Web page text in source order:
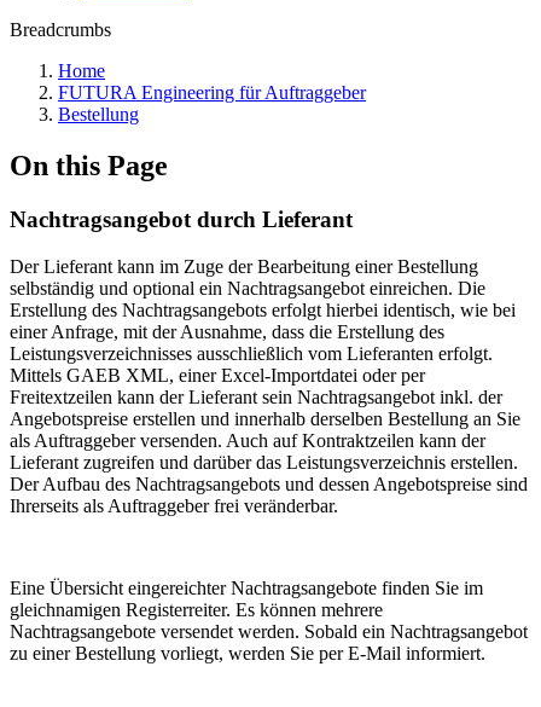
Breadcrumbs
Home
FUTURA Engineering für Auftraggeber
Bestellung
On this Page
Nachtragsangebot durch Lieferant
Der Lieferant kann im Zuge der Bearbeitung einer Bestellung
selbständig und optional ein Nachtragsangebot einreichen. Die
Erstellung des Nachtragsangebots erfolgt hierbei identisch, wie bei
einer Anfrage, mit der Ausnahme, dass die Erstellung des
Leistungsverzeichnisses ausschließlich vom Lieferanten erfolgt.
Mittels GAEB XML, einer Excel-Importdatei oder per
Freitextzeilen kann der Lieferant sein Nachtragsangebot inkl. der
Angebotspreise erstellen und innerhalb derselben Bestellung an Sie
als Auftraggeber versenden. Auch auf Kontraktzeilen kann der
Lieferant zugreifen und darüber das Leistungsverzeichnis erstellen.
Der Aufbau des Nachtragsangebots und dessen Angebotspreise sind
Ihrerseits als Auftraggeber frei veränderbar.
Eine Übersicht eingereichter Nachtragsangebote finden Sie im
gleichnamigen Registerreiter. Es können mehrere
Nachtragsangebote versendet werden. Sobald ein Nachtragsangebot
zu einer Bestellung vorliegt, werden Sie per E-Mail informiert.